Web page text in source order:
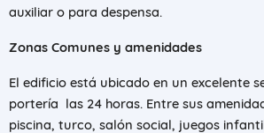
auxiliar o para despensa.
Zonas Comunes y amenidades
El edificio está ubicado en un excelente
portería las 24 horas. Entre sus
piscina, turco, salón social, juegos